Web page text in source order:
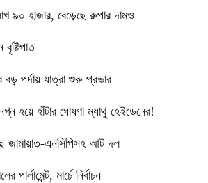
৯০ হাজার, বেড়েছে রুপার দামও
বড় পর্দায় যাত্রা শুরু প্রভার
হয়ে হাঁটার ঘোষণা ম্যাথু হেইডেনের!
জামায়াত-এনসিপিসহ আট দল
পার্লামেন্ট, মার্চে নির্বাচন